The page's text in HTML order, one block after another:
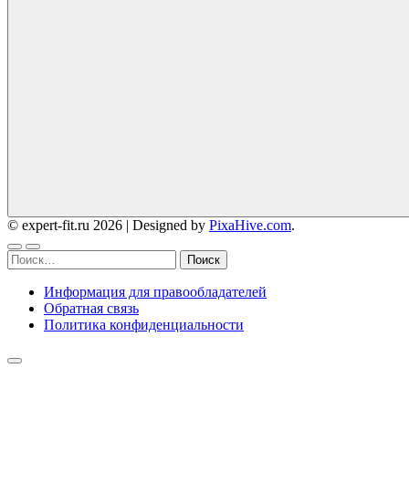
© expert-fit.ru 2026 | Designed by PixaHive.com.
Найти:
Информация для правообладателей
Обратная связь
Политика конфиденциальности